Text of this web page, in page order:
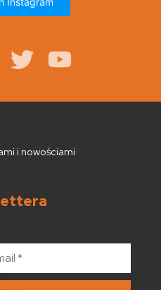
i nowościami